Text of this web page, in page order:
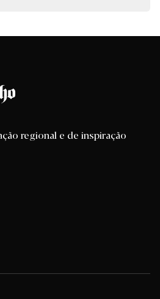
regional e de inspiração